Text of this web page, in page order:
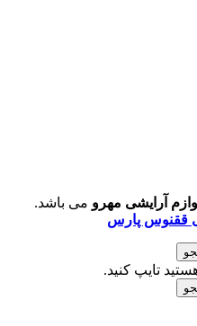
آرایشی مهرو می باشد.
ققنوس پارس
تایپ کنید.